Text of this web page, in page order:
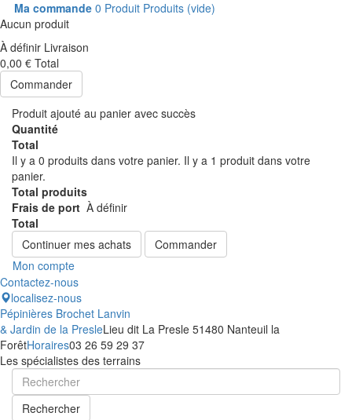
Ma commande 0 Produit Produits (vide)
Aucun produit
À définir Livraison
0,00 € Total
Commander
Produit ajouté au panier avec succès
Quantité
Total
Il y a 0 produits dans votre panier. Il y a 1 produit dans votre
panier.
Total produits
Frais de port À définir
Total
Continuer mes achats
Commander
Mon compte
Contactez-nous
localisez-nous
Pépinières Brochet Lanvin
& Jardin de la PresleLieu dit La Presle 51480 Nanteuil la
ForêtHoraires03 26 59 29 37
Les spécialistes des terrains
Rechercher